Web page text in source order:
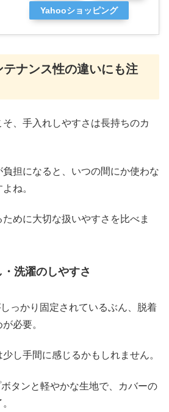
Yahooショッピング
ナンス性の違いにも注
、手入れしやすさは長持ちのカ
担になると、いつの間にか使わな
ね。
めに大切な扱いやすさを比べま
洗濯のしやすさ
っかり固定されているぶん、脱着
必要。
し手間に感じるかもしれません。
タンと軽やかな生地で、カバーの